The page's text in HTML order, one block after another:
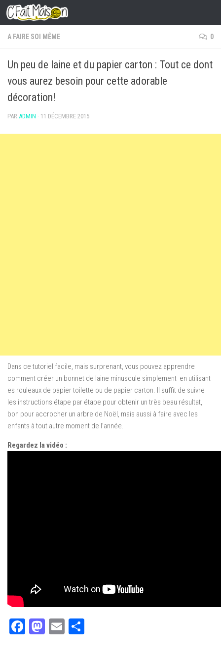
Skip to content
A FAIRE SOI MÊME 0
Un peu de laine et du papier carton : Tout ce dont
vous aurez besoin pour cette adorable
décoration!
PAR ADMIN · 11 DÉCEMBRE 2015
Dans ce tutoriel facile, mais surprenant, vous pouvez apprendre
comment créer un bonnet de laine minuscule simplement en utilisant
es rouleaux de papiertoilette ou de papier carton. Il suffit de suivre
les instructions étape par étape pour obtenir un très beau résultat,
bon pour accrocher un arbre de Noël, mais aussi à faire avec les
enfants à tout autre moment de l’année.
Regardez la vidéo :
Facebook
Mastodon
Email